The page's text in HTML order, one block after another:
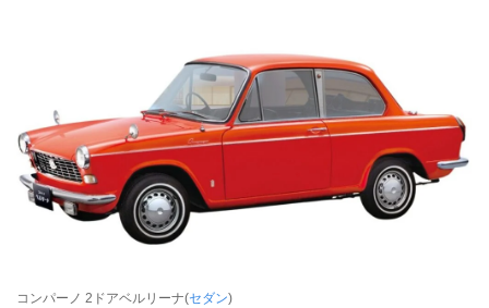
コンパーノ 2ドアベルリーナ(セダン)